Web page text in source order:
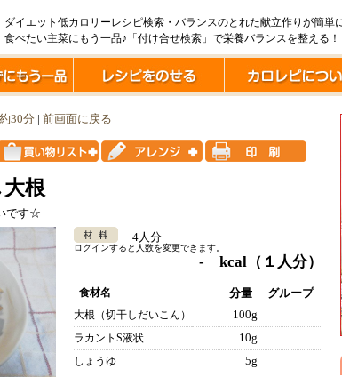
ダイエット低カロリーレシピ検索・バランスのとれた献立作りが簡単
食べたい主菜にもう一品♪「付け合せ検索」で栄養バランスを整える！
約30分 前画面に戻る
根
です☆
4人分
ログインすると人数を変更できます。
- kcal （１人分）
食材名 分量 グループ
大根（切干しだいこん） 100g
ラカントS液状 10g
しょうゆ 5g